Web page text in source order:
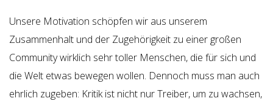
Unsere Motivation schöpfen wir aus unserem
Zusammenhalt und der Zugehörigkeit zu einer großen
Community wirklich sehr toller Menschen, die für sich und
die Welt etwas bewegen wollen. Dennoch muss man auch
ehrlich zugeben: Kritik ist nicht nur Treiber, um zu wachsen,